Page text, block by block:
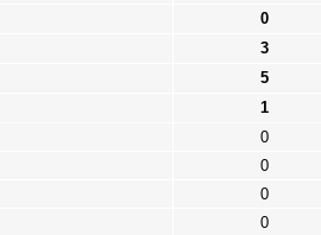
0
3
5
1
0
0
0
0